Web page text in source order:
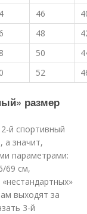
46
48
50
52
размер
й спортивный
а значит,
параметрами:
69 см,
выходят за
3-й